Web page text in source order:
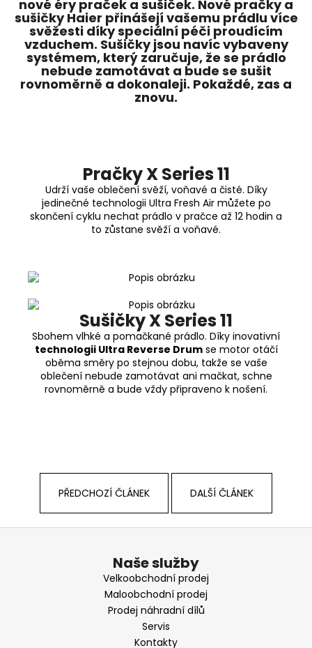
nové éry praček a sušiček. Nové pračky a
sušičky Haier přinášejí vašemu prádlu více
svěžesti díky speciální péči proudícím
vzduchem. Sušičky jsou navíc vybaveny
systémem, který zaručuje, že se prádlo
nebude zamotávat a bude se sušit
rovnoměrně a dokonaleji. Pokaždé, zas a
znovu.
Pračky X Series 11
Udrží vaše oblečení svěží, voňavé a čisté. Díky
jedinečné technologii Ultra Fresh Air můžete po
skončení cyklu nechat prádlo v pračce až 12 hodin a
to zůstane svěží a voňavé.
Sušičky X Series 11
Sbohem vlhké a pomačkané prádlo. Díky inovativní
technologii Ultra Reverse Drumse motor otáčí
oběma směry po stejnou dobu, takže se vaše
oblečení nebude zamotávat ani mačkat, schne
rovnoměrně a bude vždy připraveno k nošení.
PŘEDCHOZÍ ČLÁNEK DALŠÍ ČLÁNEK
8 990 Kč
Naše služby
Velkoobchodní prodej
Maloobchodní prodej
Prodej náhradní dílů
Servis
Kontakty